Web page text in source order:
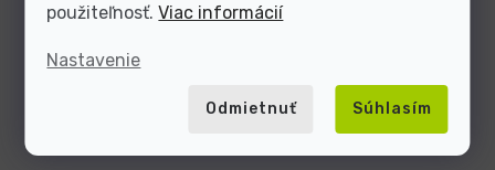
použiteľnosť.Viac informácií
Nastavenie
Odmietnuť Súhlasím